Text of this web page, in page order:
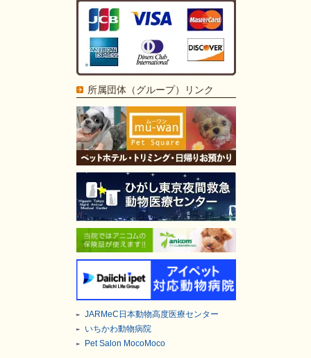
所属団体（グループ）リンク
JARMeC日本動物高度医療センター
いちかわ動物病院
Pet Salon MocoMoco